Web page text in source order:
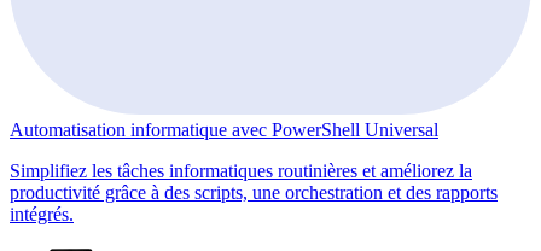
Automatisation informatique avec PowerShell Universal
Simplifiez les tâches informatiques routinières et améliorez la
productivité grâce à des scripts, une orchestration et des rapports
intégrés.